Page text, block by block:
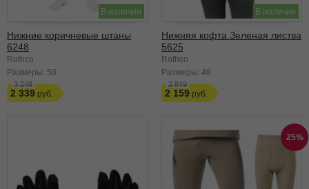
В наличии
Нижние коричневые штаны
6248
Rothco
Размеры: 58
3 249
2 339
В наличии
Нижняя кофта Зеленая листва
5625
Rothco
Размеры: 48
2 849
2 159
25%